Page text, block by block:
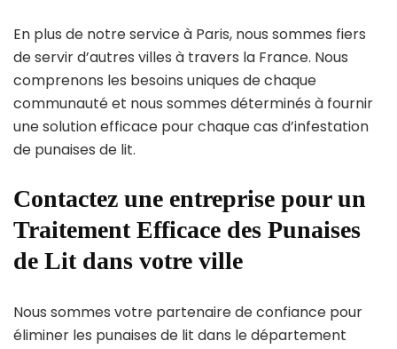
En plus de notre service à Paris, nous sommes fiers
de servir d’autres villes à travers la France. Nous
comprenons les besoins uniques de chaque
communauté et nous sommes déterminés à fournir
une solution efficace pour chaque cas d’infestation
de punaises de lit.
Contactez une entreprise pour un
Traitement Efficace des Punaises
de Lit dans votre ville
Nous sommes votre partenaire de confiance pour
éliminer les punaises de lit dans le département